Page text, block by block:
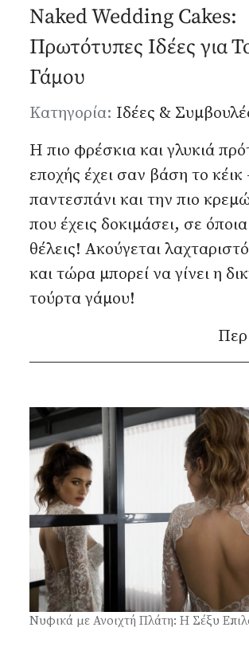
Naked Wedding Cakes:
Πρωτότυπες Ιδέες για
Γάμου
Λεπτομέρειες
Κατηγορία: Ιδέες &
Η πιο φρέσκια και γλυκιά
εποχής έχει σαν βάση το κέικ
παντεσπάνι και την πιο
που έχεις δοκιμάσει, σε
θέλεις! Ακούγεται
και τώρα μπορεί να γίνει η
τούρτα γάμου!
Νυφικά με Ανοιχτή Πλάτη: Η Σέξυ